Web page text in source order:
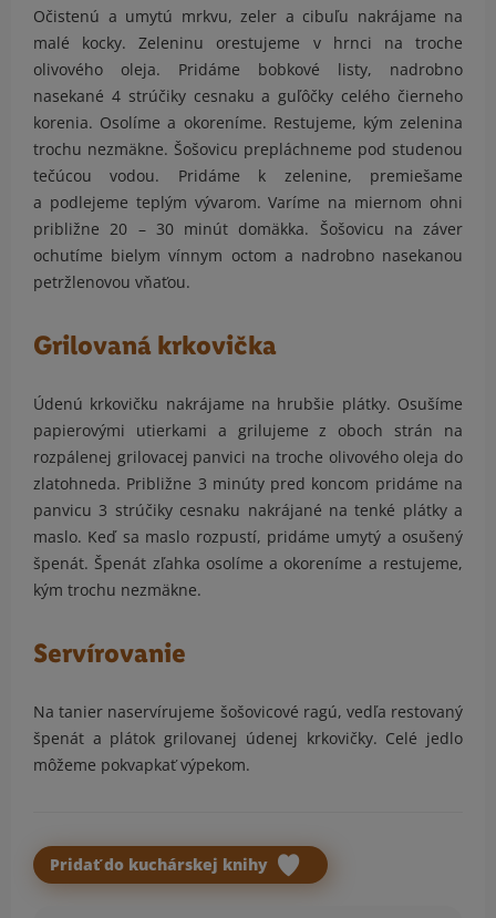
Očistenú a umytú mrkvu, zeler a cibuľu nakrájame na
malé kocky. Zeleninu orestujeme v hrnci na troche
olivového oleja. Pridáme bobkové listy, nadrobno
nasekané 4 strúčiky cesnaku a guľôčky celého čierneho
korenia. Osolíme a okoreníme. Restujeme, kým zelenina
trochu nezmäkne. Šošovicu prepláchneme pod studenou
tečúcou vodou. Pridáme k zelenine, premiešame
a podlejeme teplým vývarom. Varíme na miernom ohni
približne 20 – 30 minút domäkka. Šošovicu na záver
ochutíme bielym vínnym octom a nadrobno nasekanou
petržlenovou vňaťou.
Grilovaná krkovička
Údenú krkovičku nakrájame na hrubšie plátky. Osušíme
papierovými utierkami a grilujeme z oboch strán na
rozpálenej grilovacej panvici na troche olivového oleja do
zlatohneda. Približne 3 minúty pred koncom pridáme na
panvicu 3 strúčiky cesnaku nakrájané na tenké plátky a
maslo. Keď sa maslo rozpustí, pridáme umytý a osušený
špenát. Špenát zľahka osolíme a okoreníme a restujeme,
kým trochu nezmäkne.
Servírovanie
Na tanier naservírujeme šošovicové ragú, vedľa restovaný
špenát a plátok grilovanej údenej krkovičky. Celé jedlo
môžeme pokvapkať výpekom.
Pridať do kuchárskej knihy